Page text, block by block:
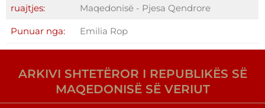
ruajtjes:
Maqedonisë - Pjesa Qendrore
Punuar nga: Emilia Rop
ARKIVI SHTETËROR I REPUBLIKËS SË
MAQEDONISË SË VERIUT